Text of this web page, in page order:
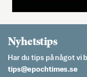
Nyhetstips
Har du tips på något vi
es.semithcope@spit